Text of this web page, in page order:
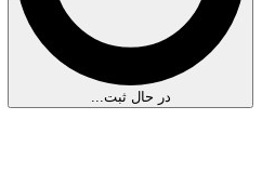
در حال ثبت...